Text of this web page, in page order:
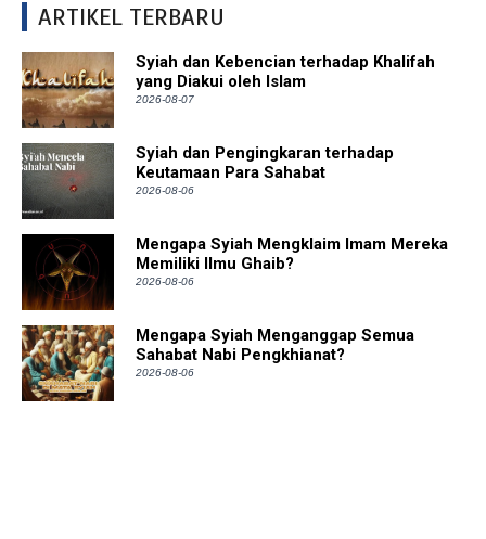
ARTIKEL TERBARU
Syiah dan Kebencian terhadap Khalifah
yang Diakui oleh Islam
2026-08-07
Syiah dan Pengingkaran terhadap
Keutamaan Para Sahabat
2026-08-06
Mengapa Syiah Mengklaim Imam Mereka
Memiliki Ilmu Ghaib?
2026-08-06
Mengapa Syiah Menganggap Semua
Sahabat Nabi Pengkhianat?
2026-08-06